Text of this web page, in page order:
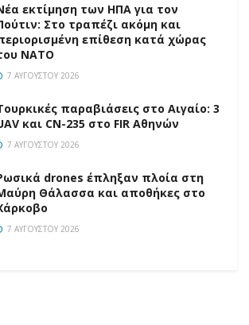
εκτίμηση των ΗΠΑ για τον
Στο τραπέζι ακόμη και
επίθεση κατά χώρας
ΝΑΤΟ
7 ΑΥΓΟΎΣΤΟΥ 2026
παραβιάσεις στο Αιγαίο: 3
και CN-235 στο FIR Αθηνών
7 ΑΥΓΟΎΣΤΟΥ 2026
drones έπληξαν πλοία στη
Θάλασσα και αποθήκες στο
7 ΑΥΓΟΎΣΤΟΥ 2026